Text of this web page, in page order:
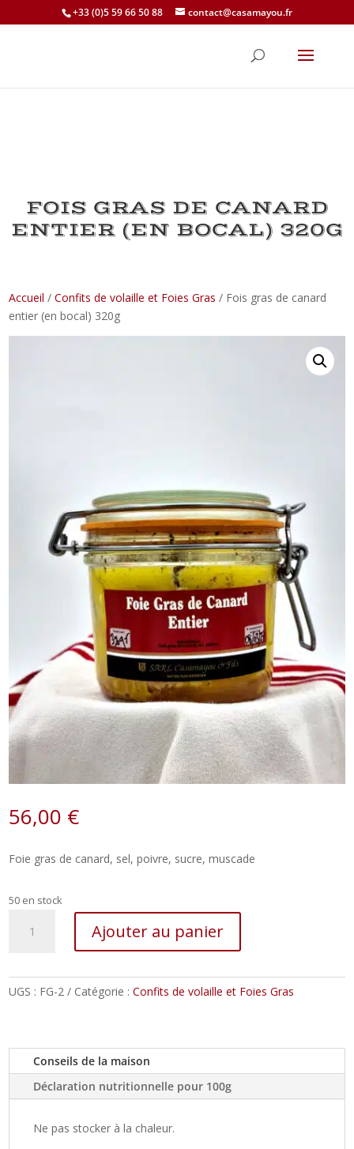
+33 (0)5 59 66 50 88 contact@casamayou.fr
FOIS GRAS DE CANARD
ENTIER (EN BOCAL) 320G
Accueil /Confits de volaille et Foies Gras / Fois gras de canard
entier (en bocal) 320g
56,00 €
Foie gras de canard, sel, poivre, sucre, muscade
50 en stock
de
(en
bocal)
Ajouter au panier
UGS : FG-2 Catégorie :Confits de volaille et Foies Gras
Conseils de la maison
Déclaration nutritionnelle pour 100g
Ne pas stocker à la chaleur.